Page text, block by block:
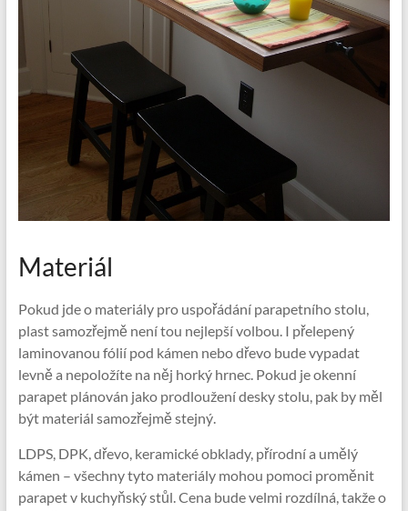
Materiál
Pokud jde o materiály pro uspořádání parapetního stolu,
plast samozřejmě není tou nejlepší volbou. I přelepený
laminovanou fólií pod kámen nebo dřevo bude vypadat
levně a nepoložíte na něj horký hrnec. Pokud je okenní
parapet plánován jako prodloužení desky stolu, pak by měl
být materiál samozřejmě stejný.
LDPS, DPK, dřevo, keramické obklady, přírodní a umělý
kámen – všechny tyto materiály mohou pomoci proměnit
parapet v kuchyňský stůl. Cena bude velmi rozdílná, takže o